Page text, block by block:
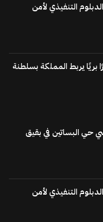
التنفيذي لأمن
بريًا يربط المملكة بسلطنة
حي البساتين في بقيق
التنفيذي لأمن